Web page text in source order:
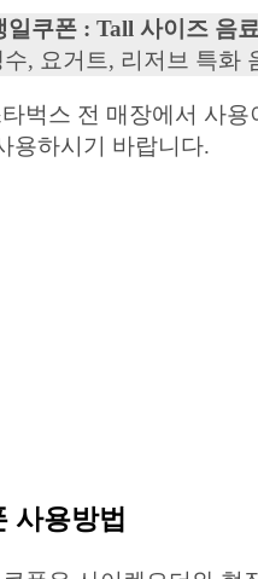
쿠폰 : Tall 사이즈 음
, 요거트, 리저브 특화
벅스 전 매장에서 사
용하시기 바랍니다.
사용방법